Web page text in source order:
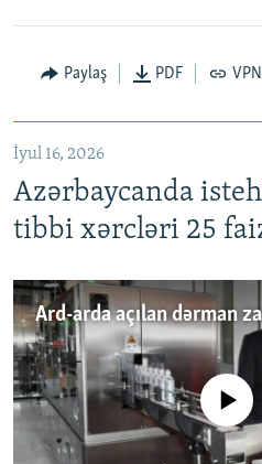
Paylaş PDF
İyul 16, 2026
Azərbaycanda
tibbi xərcləri 25
No media source